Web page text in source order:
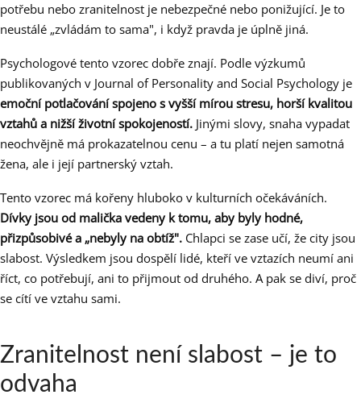
potřebu nebo zranitelnost je nebezpečné nebo ponižující. Je to
neustálé „zvládám to sama", i když pravda je úplně jiná.
Psychologové tento vzorec dobře znají. Podle výzkumů
publikovaných v Journal of Personality and Social Psychology je
emoční potlačování spojeno s vyšší mírou stresu, horší kvalitou
vztahů a nižší životní spokojeností. Jinými slovy, snaha vypadat
neochvějně má prokazatelnou cenu – a tu platí nejen samotná
žena, ale i její partnerský vztah.
Tento vzorec má kořeny hluboko v kulturních očekáváních.
Dívky jsou od malička vedeny k tomu, aby byly hodné,
přizpůsobivé a „nebyly na obtíž". Chlapci se zase učí, že city jsou
slabost. Výsledkem jsou dospělí lidé, kteří ve vztazích neumí ani
říct, co potřebují, ani to přijmout od druhého. A pak se diví, proč
se cítí ve vztahu sami.
Zranitelnost není slabost – je to
odvaha